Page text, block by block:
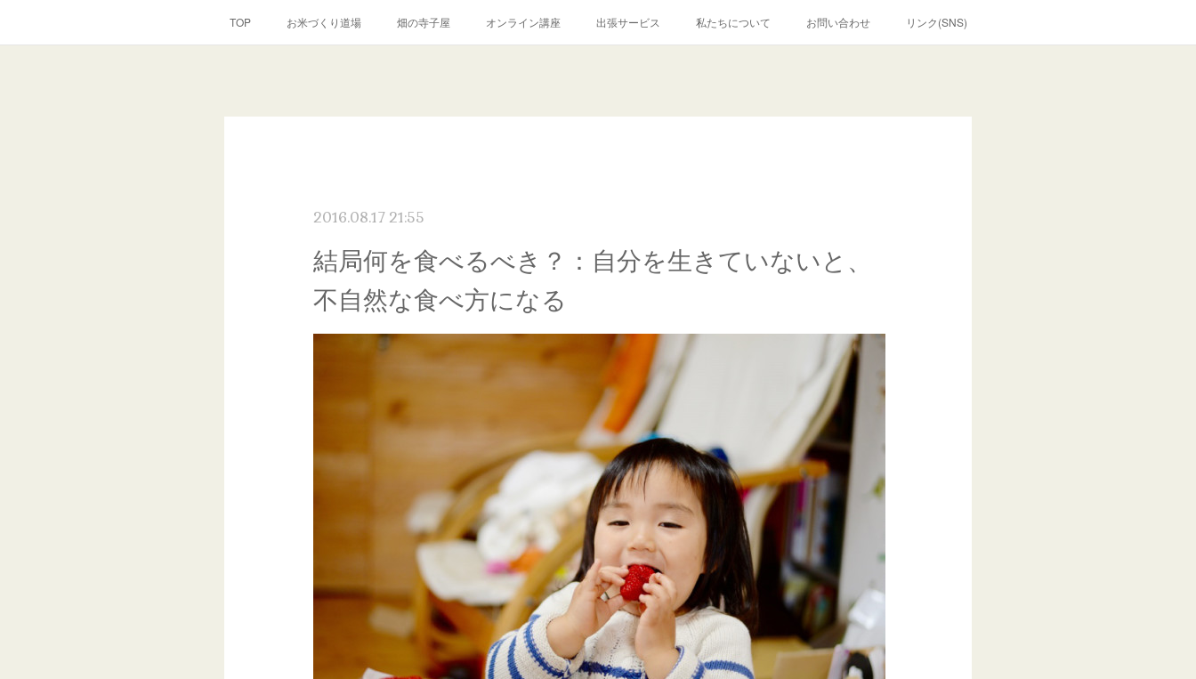
TOP お米づくり道場 畑の寺子屋 オンライン講座 出張サービス 私たちについて お問い合わせ リンク(SNS)
2016.08.17 21:55
結局何を食べるべき？：自分を生きていないと、
不自然な食べ方になる